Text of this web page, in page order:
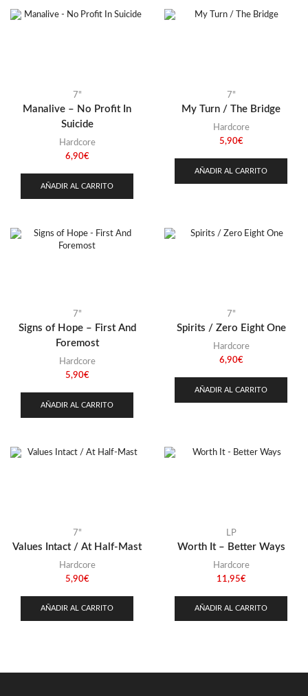
7"
Manalive – No Profit In
Suicide
Hardcore
6,90€
AÑADIR AL CARRITO
7"
My Turn / The Bridge
Hardcore
5,90€
AÑADIR AL CARRITO
7"
Signs of Hope – First And
Foremost
Hardcore
5,90€
AÑADIR AL CARRITO
7"
Spirits / Zero Eight One
Hardcore
6,90€
AÑADIR AL CARRITO
7"
Values Intact / At Half-Mast
Hardcore
5,90€
AÑADIR AL CARRITO
LP
Worth It – Better Ways
Hardcore
11,95€
AÑADIR AL CARRITO